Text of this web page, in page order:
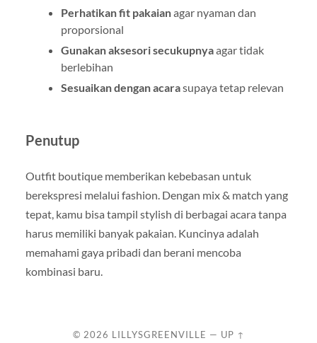
Perhatikan fit pakaianagar nyaman dan
proporsional
Gunakan aksesori secukupnyaagar tidak
berlebihan
Sesuaikan dengan acarasupaya tetap relevan
Penutup
Outfit boutique memberikan kebebasan untuk
berekspresi melalui fashion. Dengan mix & match yang
tepat, kamu bisa tampil stylish di berbagai acara tanpa
harus memiliki banyak pakaian. Kuncinya adalah
memahami gaya pribadi dan berani mencoba
kombinasi baru.
© 2026 LILLYSGREENVILLE — UP ↑